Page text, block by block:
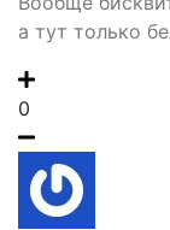
а тут только
0